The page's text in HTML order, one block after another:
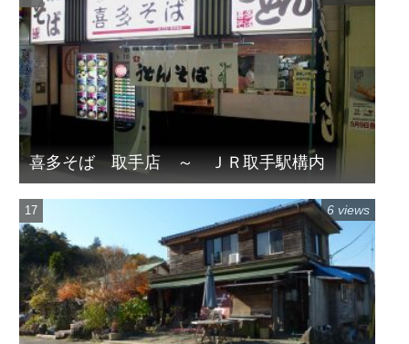
喜多そば 取手店 ～ ＪＲ取手駅構内
6 views